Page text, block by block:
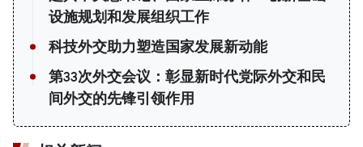
设施规划和发展组织工作
科技外交助力塑造国家发展新动能
第33次外交会议：彰显新时代党际外交和民
间外交的先锋引领作用